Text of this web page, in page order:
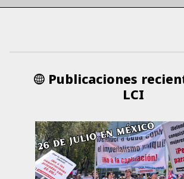
Publicaciones
LCI